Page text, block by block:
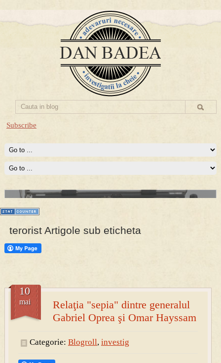
Subscribe
PRESA
Permise pentru vânătoarea de porci în costume, cu gulere albe
Prima mea carte publicata (Nemira)
Averea Presedintelui: prima lucrare despre controversatele
conturi secrete ale Securitatii.
terorist Artigole sub eticheta
Relaţia "sepia" dintre generalul
Gabriel Oprea şi Omar Hayssam
10
mai
Categorie: Blogroll, investig